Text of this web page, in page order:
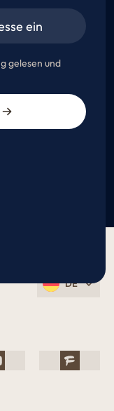
gelesen und
DE